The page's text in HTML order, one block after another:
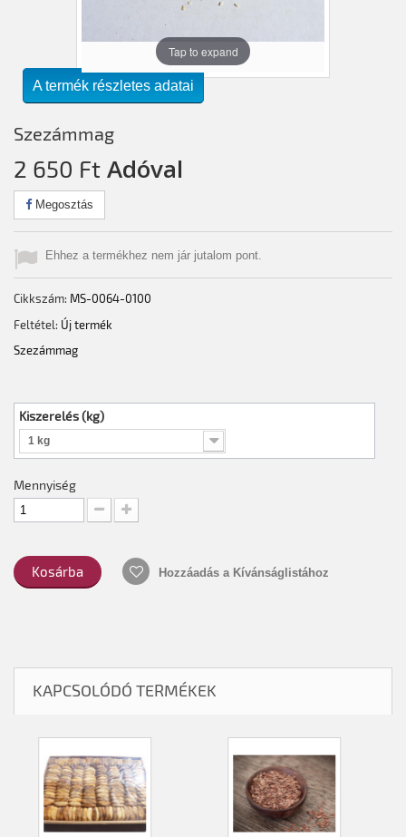
Tap to expand
A termék részletes adatai
Szezámmag
2 650 Ft‎ Adóval
Megosztás
Ehhez a termékhez nem jár jutalom pont.
Cikkszám: MS-0064-0100
Feltétel: Új termék
Szezámmag
Kiszerelés (kg)
1 kg
Mennyiség
Kosárba Hozzáadás a Kívánságlistához
KAPCSOLÓDÓ TERMÉKEK